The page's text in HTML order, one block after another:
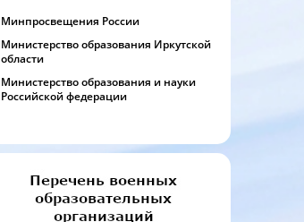
Минпросвещения России
Министерство образования Иркутской
области
Министерство образования и науки
Российской федерации